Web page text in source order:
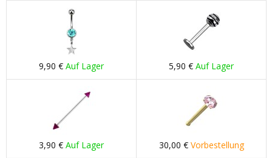
9,90 € Auf Lager 5,90 € Auf Lager
3,90 € Auf Lager 30,00 € Vorbestellung